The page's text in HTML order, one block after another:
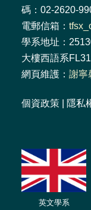
碼：02-2620-
電郵信箱：
學系地址：
大樓西語系
網頁維護： 謝寧
個資政策 隱私
英文學系